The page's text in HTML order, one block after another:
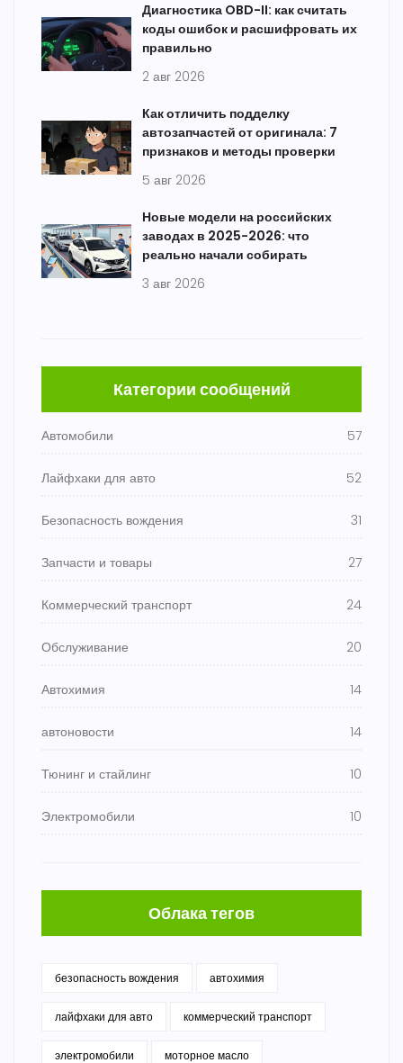
Диагностика OBD-II: как считать
коды ошибок и расшифровать их
правильно
2 авг 2026
Как отличить подделку
автозапчастей от оригинала: 7
признаков и методы проверки
5 авг 2026
Новые модели на российских
заводах в 2025-2026: что
реально начали собирать
3 авг 2026
Категории сообщений
Автомобили 57
Лайфхаки для авто 52
Безопасность вождения 31
Запчасти и товары 27
Коммерческий транспорт 24
Обслуживание 20
Автохимия 14
автоновости 14
Тюнинг и стайлинг 10
Электромобили 10
Облака тегов
безопасность вождения автохимия
лайфхаки для авто коммерческий транспорт
электромобили моторное масло